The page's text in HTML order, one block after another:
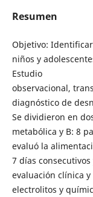
Resumen
Objetivo:
niños y
Estudio
observacional,
diagnóstico de
Se dividieron en
metabólica y B: 8
evaluó la
7 días
evaluación clínica
electrolitos y